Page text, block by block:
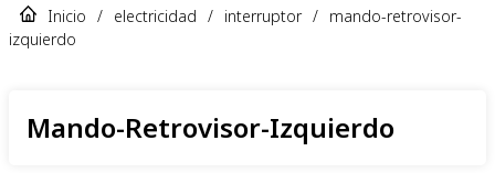
Inicio / electricidad / interruptor / mando-retrovisor-
izquierdo
Mando-Retrovisor-Izquierdo